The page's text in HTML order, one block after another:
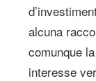
alcuna
comunque
interesse